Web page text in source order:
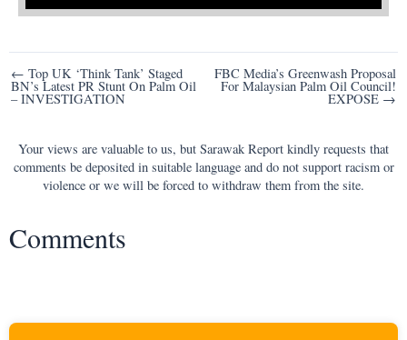
Post
navigation
← Top UK ‘Think Tank’ Staged
BN’s Latest PR Stunt On Palm Oil
– INVESTIGATION
FBC Media’s Greenwash Proposal
For Malaysian Palm Oil Council!
EXPOSE →
Your views are valuable to us, but Sarawak Report kindly requests that
comments be deposited in suitable language and do not support racism or
violence or we will be forced to withdraw them from the site.
Comments